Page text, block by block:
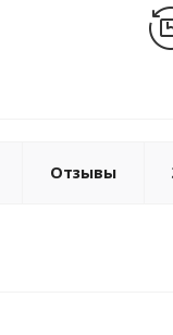
Отзывы